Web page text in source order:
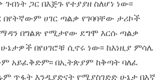
ጋር በእጅጉ የተያያዘ ስለሆነ ነው፡፡
ሀገር ጣልቃ የገባባቸው ታሪኮች
በግልጽ የሚታየው ደግሞ እርሱ ጣልቃ
በየሀገሮቹ ሲኖሩ ነው፡፡ ከእነዚያ ምሳሌ
በኢትጵያም ከቅጣት ባለፈ
ጥፋት እንዲያድናት የሚያስገድድ ሁኔታ በእኛ